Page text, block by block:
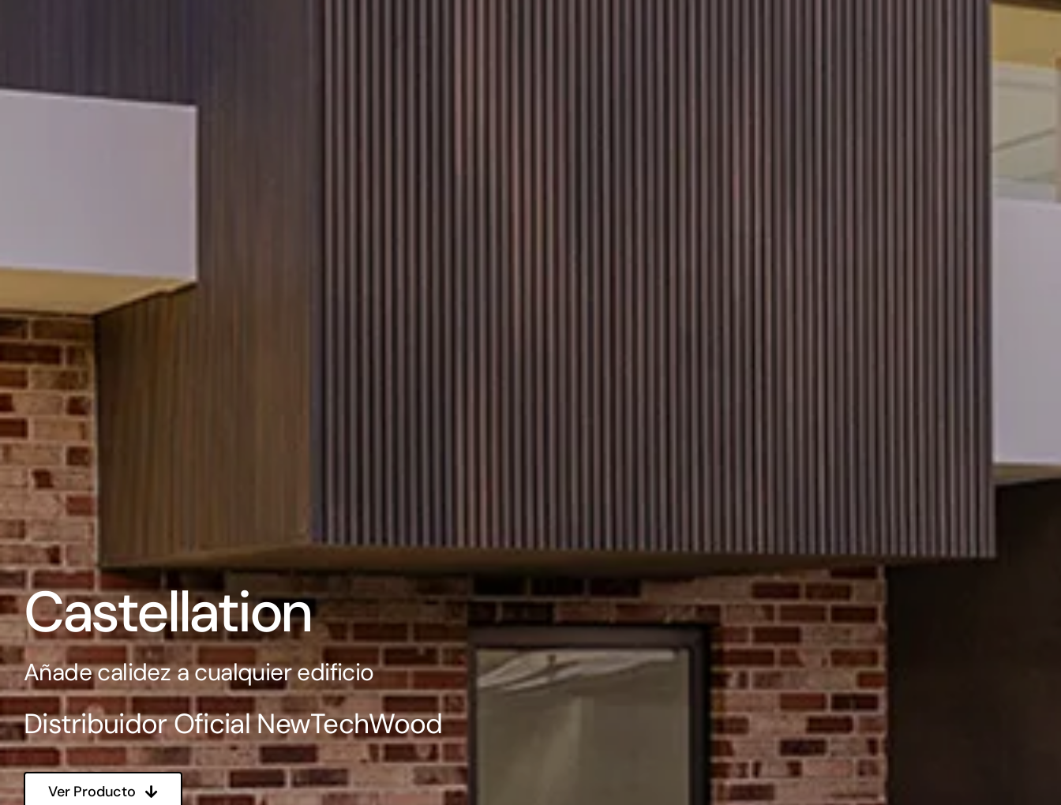
Castellation
Añade calidez a cualquier edificio
Distribuidor Oficial NewTechWood
Ver Producto